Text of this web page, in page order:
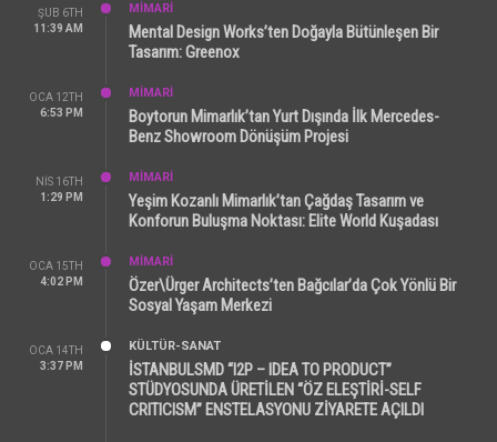
ŞUB 6TH
11:39 AM
MİMARİ
Mental Design Works’ten Doğayla Bütünleşen Bir
Tasarım: Greenox
OCA 12TH
6:53 PM
MİMARİ
Boytorun Mimarlık’tan Yurt Dışında İlk Mercedes-
Benz Showroom Dönüşüm Projesi
NIS 16TH
1:29 PM
MİMARİ
Yeşim Kozanlı Mimarlık’tan Çağdaş Tasarım ve
Konforun Buluşma Noktası: Elite World Kuşadası
OCA 15TH
4:02 PM
MİMARİ
Özer\Ürger Architects’ten Bağcılar’da Çok Yönlü Bir
Sosyal Yaşam Merkezi
OCA 14TH
3:37 PM
KÜLTÜR-SANAT
İSTANBULSMD “I2P – IDEA TO PRODUCT”
STÜDYOSUNDA ÜRETİLEN “ÖZ ELEŞTİRİ-SELF
CRITICISM” ENSTELASYONU ZİYARETE AÇILDI